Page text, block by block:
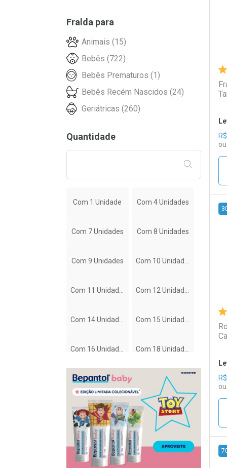
R$
R$
Plenitud (39)
Pom Pom (41)
Tena (145)
TURMA DA MONICA BABY (11)
Wellness (2)
Fralda para
Animais (15)
Bebês (722)
Bebês Prematuros (1)
Bebês Recém Nascidos (24)
Geriátricas (260)
Quantidade
FILTRAR
Com 1 Unidade Com 4 Unidades
Com 7 Unidades Com 8 Unidades
Com 9 Unidades
Com 19 Unidades
Com 21 Unidades Com 22 Unidades
Com 24 Unidades
Com 27 Unidades